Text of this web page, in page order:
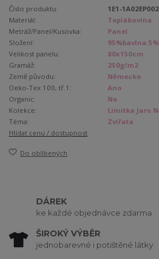
Číslo produktu:
1E1-
Materiál:
Teplákovina
Metráž/Panel/Kusovka:
Panel
Složení:
95%bavlna
Velikost panelu:
80x150cm
Gramáž:
250g/m2
Země původu:
Německo
Oeko-Tex 100, tř.1:
Ano
Organic:
Ne
Kolekce:
Limitka Jaro
Téma:
Zvířata
Hlídat cenu / dostupnost
Do oblíbených
DÁREK
ke každé objednávce zdarma
ŠIROKÝ VÝBĚR
jednobarevné i potištěné látky